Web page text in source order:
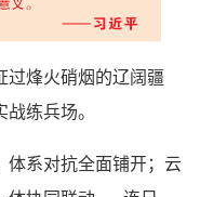
过烽火硝烟的辽阔疆
练兵场。
体系对抗全面铺开；云